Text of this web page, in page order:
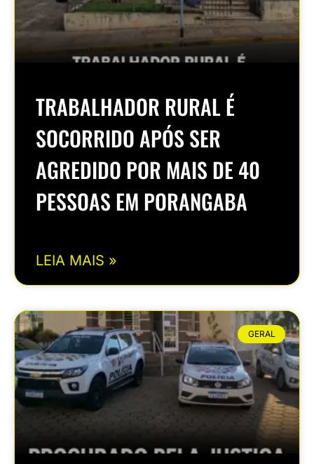
TRABALHADOR RURAL É
SOCORRIDO APÓS SER
AGREDIDO POR MAIS DE 40
PESSOAS EM PORANGABA
LEIA MAIS »
GERAL